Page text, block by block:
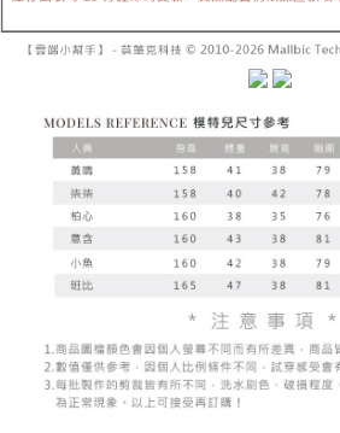
akan dibatalkan secara automatik. Jika
peringkat "semakan manual", ini bermakna
tidak dipenuhi; butiran penilaian khusus tidak
Pembayaran ansuran melalui OP Pay Later
berasingan dan tidak termasuk dalam bil
pembayaran akan dihantar selepas kitaran bil
Selepas mengakses bil melalui pautan dalam
menyelesaikan pembayaran anda melalui
bar kedai serbaneka, kedai runcit Taiwan
JKOPay, atau iPASS MONEY.
Perkhidmatan ini disediakan oleh Taiwan
yang membolehkan pelanggan membeli
dan mendaftar sebagai ahli AFTEE boleh
sehingga 45 hari.
ditambah dengan bilangan hari yang boleh
boleh melanjutkan tempoh pembayaran anda
pesanan. Walau bagaimanapun, tiada jaminan
menerima pesanan anda semasa tempoh
prapesanan atau produk yang mungkin
lama untuk dihantar). Oleh itu, anda
1. Jumlah yang diperakui untuk pengguna kali
NT$10,000. Amaun diperakui sebenar yang
keputusan pensijilan dan semakan oleh
2. Amaun perbelanjaan minimum mestilah
3. Pada masa ini hanya tersedia untuk ahli
NT$10,000/pesanan
NT$10,000/pesanan
7-11取貨付款
NT$60/pesanan | Penghantaran percuma
NT$1,800 atau lebih
付款後7-11取貨
NT$60/pesanan | Penghantaran percuma
NT$1,600 atau lebih
宅配